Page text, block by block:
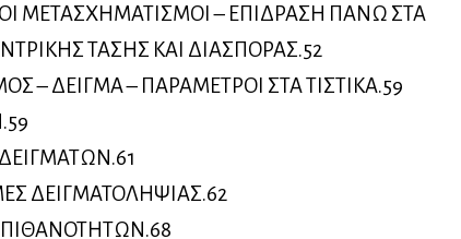
ΜΕΤΑΣΧΗΜΑΤΙΣΜΟΙ – ΕΠΙΔΡΑΣΗ ΠΑΝΩ ΣΤΑ
ΤΑΣΗΣ ΚΑΙ ΔΙΑΣΠΟΡΑΣ.52
– ΔΕΙΓΜΑ – ΠΑΡΑΜΕΤΡΟΙ ΣΤΑ ΤΙΣΤΙΚΑ.59
ΔΕΙΓΜΑΤΟΛΗΨΙΑΣ.62
ΠΙΘΑΝΟΤΗΤΩΝ.68